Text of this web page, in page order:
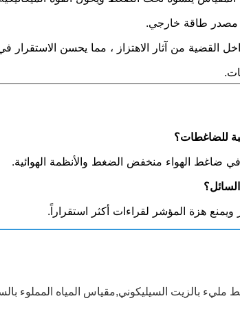
مصدر طاقة خارجي.
القضية من آثار الاهتزاز ، مما يحسن
ضاغط الهواء منخفض الضغط والأنظمة الهوائية.
ويمنع هزة المؤشر لقراءات أكثر استقراراً.
بالزيت السيليكوني,مقياس المياه المملوء